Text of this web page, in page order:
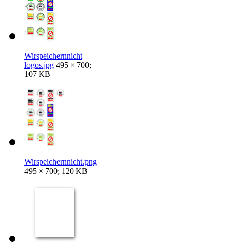
Wirspeichernnicht
logos.jpg 495 × 700;
107 KB
Wirspeichernnicht.png
495 × 700; 120 KB